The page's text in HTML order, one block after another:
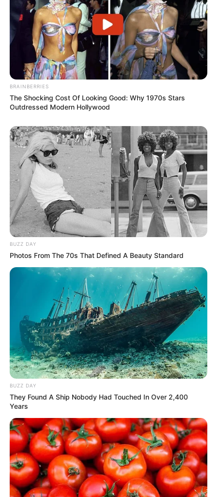
BRAINBERRIES
The Shocking Cost Of Looking Good: Why 1970s Stars
Outdressed Modern Hollywood
BUZZ DAY
Photos From The 70s That Defined A Beauty Standard
BUZZ DAY
They Found A Ship Nobody Had Touched In Over 2,400
Years